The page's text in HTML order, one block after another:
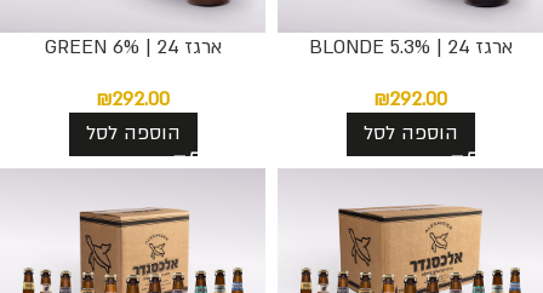
ארגז 24 | BLONDE 5.3%
₪292.00
הוספה לסל
ארגז 24 | GREEN 6%
₪292.00
הוספה לסל